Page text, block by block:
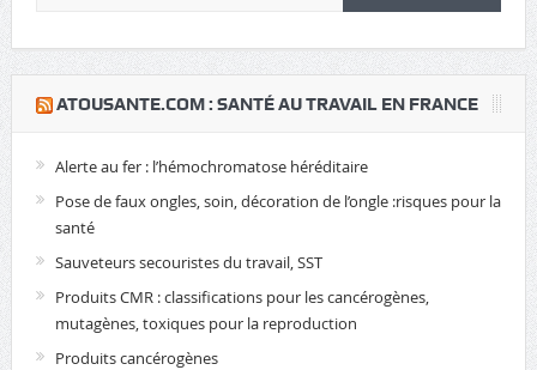
​ATOUSANTE.COM : SANTÉ AU TRAVAIL EN FRANCE
Alerte au fer : l’hémochromatose héréditaire
Pose de faux ongles, soin, décoration de l’ongle :risques pour la
santé
Sauveteurs secouristes du travail, SST
Produits CMR : classifications pour les cancérogènes,
mutagènes, toxiques pour la reproduction
Produits cancérogènes